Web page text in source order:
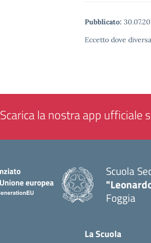
Pubblicato:
Eccetto dove
Scarica la nostra app ufficiale
Scuola
Foggia
La Scuola